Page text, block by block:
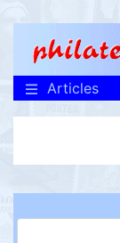
Articles